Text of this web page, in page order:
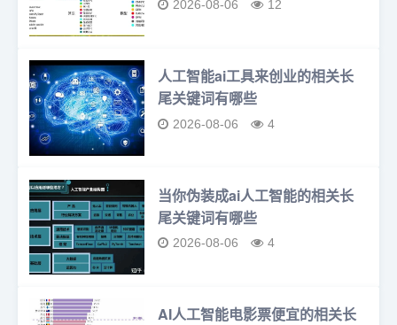
2026-08-06 12
人工智能ai工具来创业的相关长
尾关键词有哪些
2026-08-06 4
当你伪装成ai人工智能的相关长
尾关键词有哪些
2026-08-06 4
AI人工智能电影票便宜的相关长